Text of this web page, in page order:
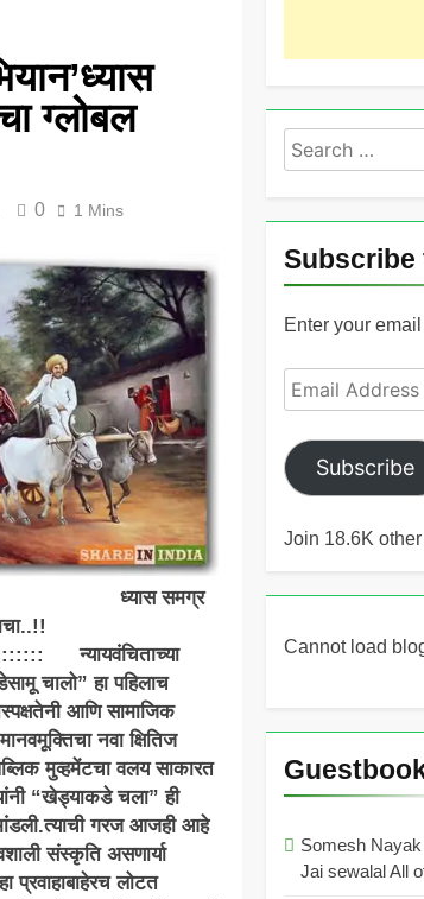
ग्लोबल
0 1 Mins
ध्यास समग्र
तांड्याचा..!!
न्यायवंचिताच्या
चालो” हा पहिलाच
आणि सामाजिक
नवा क्षितिज
मुव्हमेंटचा वलय साकारत
“खेड्याकडे चला” ही
गरज आजही आहे
संस्कृति असणार्या
प्रवाहाबाहेरच लोटत
Search
for:
Subscribe
Enter your
Email
Address
Subscribe
Join 18.6K
Cannot load
Somesh Nayak
Jai sewalal All